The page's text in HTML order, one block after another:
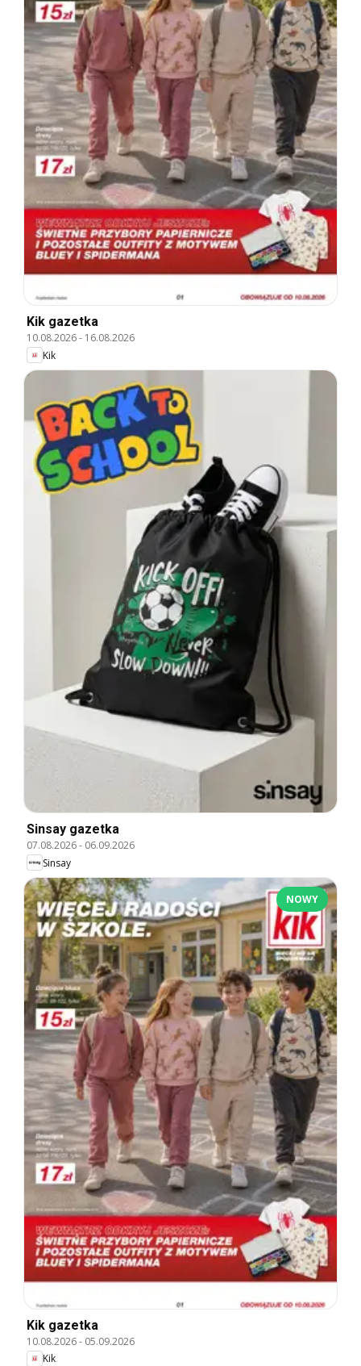
Kik gazetka
10.08.2026- 16.08.2026
Kik
Sinsay gazetka
07.08.2026- 06.09.2026
Sinsay
NOWY
Kik gazetka
10.08.2026- 05.09.2026
Kik